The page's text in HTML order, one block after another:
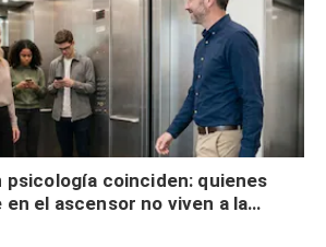
psicología coinciden: quienes
en el ascensor no viven a la
apertura social